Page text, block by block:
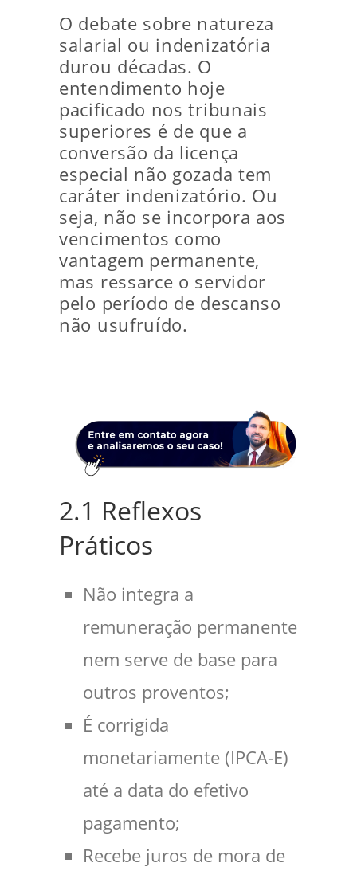
O debate sobre natureza
salarial ou indenizatória
durou décadas. O
entendimento hoje
pacificado nos tribunais
superiores é de que a
conversão da licença
especial não gozada tem
caráter indenizatório. Ou
seja, não se incorpora aos
vencimentos como
vantagem permanente,
mas ressarce o servidor
pelo período de descanso
não usufruído.
2.1 Reflexos
Práticos
Não integra a
remuneração permanente
nem serve de base para
outros proventos;
É corrigida
monetariamente (IPCA-E)
até a data do efetivo
pagamento;
Recebe juros de mora de